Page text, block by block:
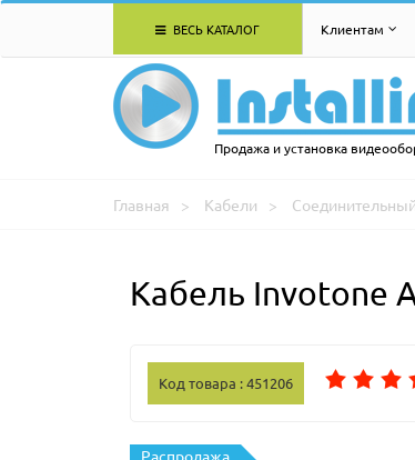
ВЕСЬ КАТАЛОГ Клиентам
Продажа и установка
Главная Кабели
Кабель Invotone
Код товара : 451206
Распродажа